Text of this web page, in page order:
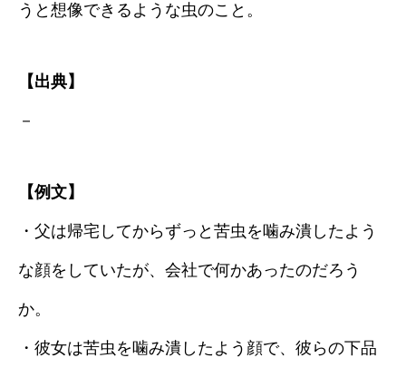
うと想像できるような虫のこと。
【出典】
－
【例文】
・父は帰宅してからずっと苦虫を噛み潰したよう
な顔をしていたが、会社で何かあったのだろう
か。
・彼女は苦虫を噛み潰したよう顔で、彼らの下品